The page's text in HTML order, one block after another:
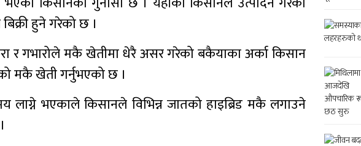
हुने गरेको छ ।
र गभारोले मकै खेतीमा धेरै असर गरेको बकैयाका अर्का किसान
मकै खेती गर्नुभएको छ ।
भएकाले किसानले विभिन्न जातको हाइब्रिड मकै लगाउने